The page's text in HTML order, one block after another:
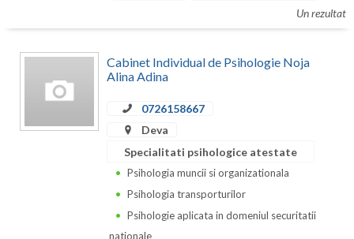
Calarasi
Constanta
Un rezultat
Cabinet Individual de Psihologie Noja
Alina Adina
0726158667
Deva
Specialitati psihologice atestate
Psihologia muncii si organizationala
Psihologia transporturilor
Psihologie aplicata in domeniul securitatii
nationale